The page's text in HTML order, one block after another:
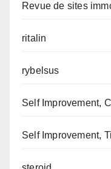
Revue de sites
ritalin
rybelsus
Self Improvement,
Self Improvement,